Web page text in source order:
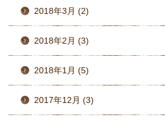
2018年3月 (2)
2018年2月 (3)
2018年1月 (5)
2017年12月 (3)